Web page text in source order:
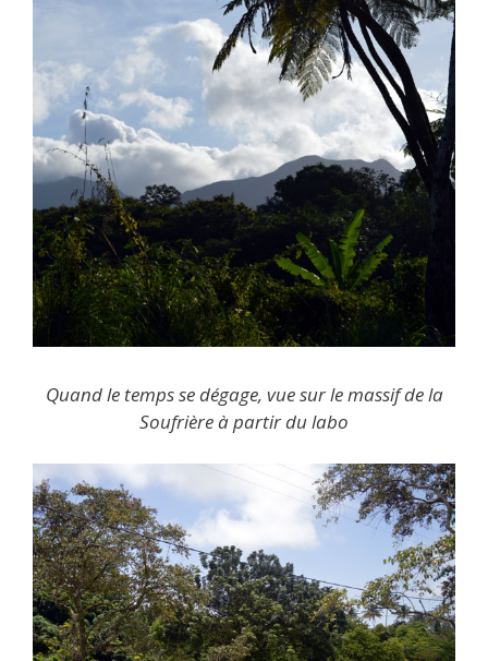
Quand le temps se dégage, vue sur le massif de la
Soufrière à partir du labo